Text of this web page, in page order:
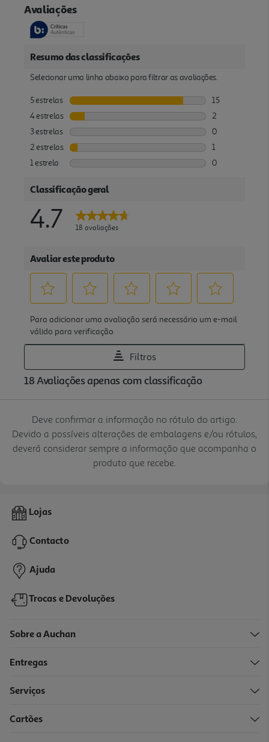
Deve confirmar a informação no rótulo do artigo.
Devido a possíveis alterações de embalagens e/ou rótulos,
deverá considerar sempre a informação que acompanha o
produto que recebe.
Lojas
Contacto
Ajuda
Trocas e Devoluções
Sobre a Auchan
Entregas
Serviços
Cartões